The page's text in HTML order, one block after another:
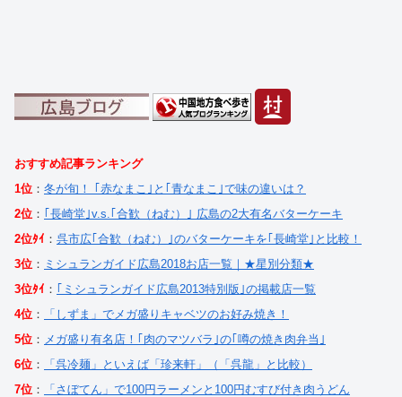
おすすめ記事ランキング
1位 ： 冬が旬！ ｢赤なまこ｣と｢青なまこ｣で味の違いは？
2位 ： ｢長崎堂｣v.s.｢合歓（ねむ）｣ 広島の2大有名バターケーキ
2位ﾀｲ ： 呉市広｢合歓（ねむ）｣のバターケーキを｢長崎堂｣と比較！
3位 ： ミシュランガイド広島2018お店一覧｜★星別分類★
3位ﾀｲ ： ｢ミシュランガイド広島2013特別版｣の掲載店一覧
4位 ：
「しずま」でメガ盛りキャベツのお好み焼き！
5位 ： メガ盛り有名店！｢肉のマツバラ｣の｢噂の焼き肉弁当｣
6位 ：
「呉冷麺」といえば「珍来軒」（「呉龍」と比較）
7位 ：
「さぼてん」で100円ラーメンと100円むすび付き肉うどん